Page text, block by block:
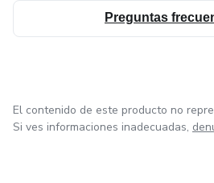
Preguntas
El contenido de este producto no
Si ves informaciones inadecuadas,